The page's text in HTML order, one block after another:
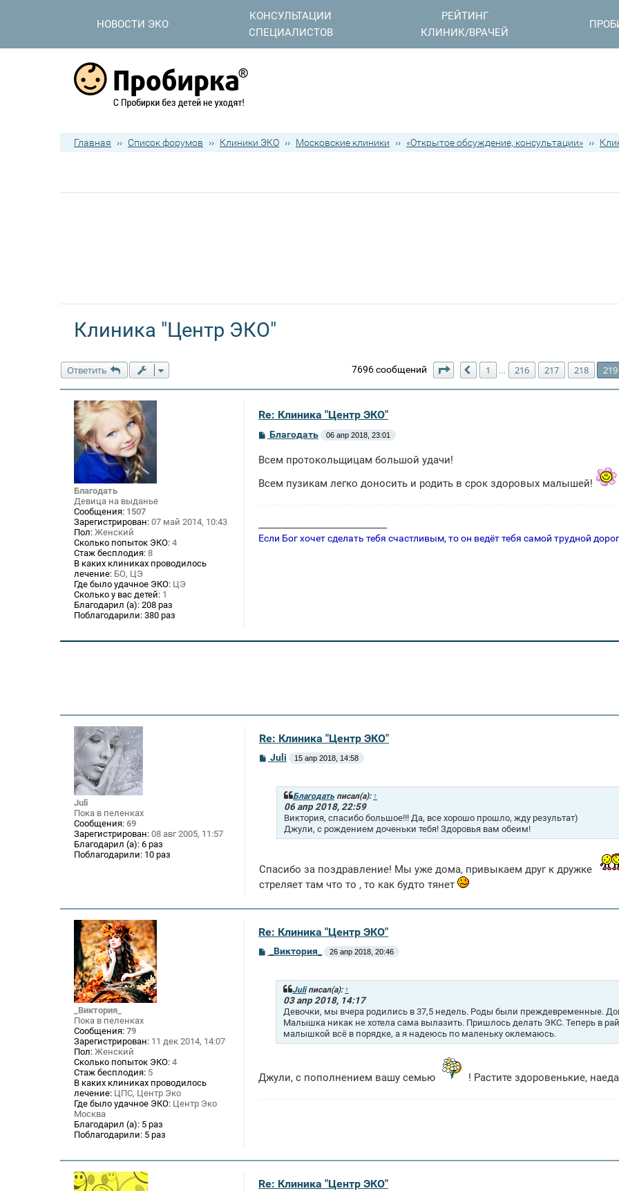
НОВОСТИ ЭКО
КОНСУЛЬТАЦИИ
СПЕЦИАЛИСТОВ
РЕЙТИНГ
КЛИНИК/ВРАЧЕЙ
Главная ›› Список форумов ›› Клиники ЭКО ›› Московские клиники ›› «Открытое обсуждение, консультации» ››
Клиника "Центр ЭКО"
Ответить 7696 сообщений Страница 219 из220
Пред.
1 … 216 217 218 219
Благодать
Девица на выданье
Сообщения: 1507
Зарегистрирован: 07 май 2014, 10:43
Пол: Женский
Сколько попыток ЭКО: 4
Стаж бесплодия: 8
В каких клиниках проводилось
лечение: БО, ЦЭ
Где было удачное ЭКО: ЦЭ
Сколько у вас детей: 1
Благодарил (а): 208 раз
Поблагодарили: 380 раз
Re: Клиника "Центр ЭКО"
С
б
е
Благодать 06 апр 2018, 23:01
Всем протокольщицам большой удачи!
Всем пузикам легко доносить и родить в срок здоровых малышей!
Если Бог хочет сделать тебя счастливым, то он ведёт тебя самой трудной
Juli
Пока в пеленках
Сообщения: 69
Зарегистрирован: 08 авг 2005, 11:57
Благодарил (а): 6 раз
Поблагодарили: 10 раз
Re: Клиника "Центр ЭКО"
Juli 15 апр 2018, 14:58
Благодать писал(а): ↑
06 апр 2018, 22:59
Виктория, спасибо большое!!! Да, все хорошо прошло, жду результат)
Джули, с рождением доченьки тебя! Здоровья вам обеим!
Спасибо за поздравление! Мы уже дома, привыкаем друг к дружке
стреляет там что то , то как будто тянет
_Виктория_
Пока в пеленках
Сообщения: 79
Зарегистрирован: 11 дек 2014, 14:07
Пол: Женский
Сколько попыток ЭКО: 4
Стаж бесплодия: 5
В каких клиниках проводилось
лечение: ЦПС, Центр Эко
Где было удачное ЭКО: Центр Эко
Москва
Благодарил (а): 5 раз
Поблагодарили: 5 раз
Re: Клиника "Центр ЭКО"
_Виктория_ 26 апр 2018, 20:46
Juliписал(а): ↑
03 апр 2018, 14:17
Девочки, мы вчера родились в 37,5 недель. Роды были преждевременные.
Малышка никак не хотела сама вылазить. Пришлось делать ЭКС. Теперь в
малышкой всё в порядке, а я надеюсь по маленьку оклемаюсь.
Джули, с пополнением вашу семью ! Растите здоровенькие,
Re: Клиника "Центр ЭКО"